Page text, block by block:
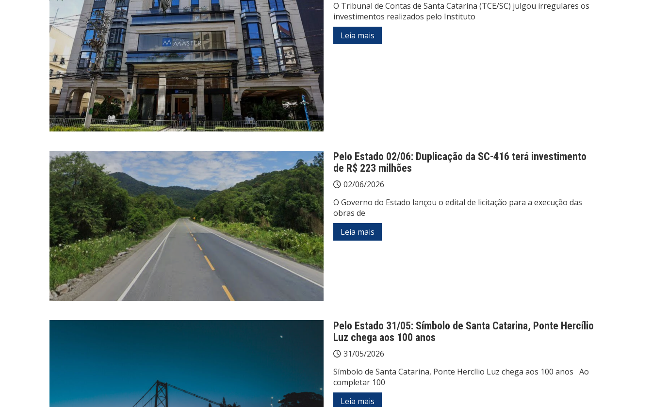
O Tribunal de Contas de Santa Catarina (TCE/SC) julgou irregulares os
investimentos realizados pelo Instituto
Leia mais
Pelo Estado 02/06: Duplicação da SC-416 terá investimento
de R$ 223 milhões
02/06/2026
O Governo do Estado lançou o edital de licitação para a execução das
obras de
Leia mais
Pelo Estado 31/05: Símbolo de Santa Catarina, Ponte Hercílio
Luz chega aos 100 anos
31/05/2026
Símbolo de Santa Catarina, Ponte Hercílio Luz chega aos 100 anos Ao
completar 100
Leia mais